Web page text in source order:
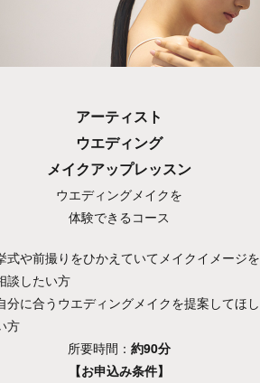
アーティスト
ウエディング
メイクアップレッスン
ウエディングメイクを
体験できるコース
式や前撮りをひかえていてメイクイメージを
談したい方
分に合うウエディングメイクを提案してほし
方
所要時間： 約90分
【お申込み条件】